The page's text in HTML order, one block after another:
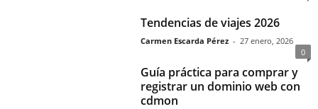
Tendencias de viajes 2026
Carmen Escarda Pérez - 27 enero, 2026
0
Guía práctica para comprar y
registrar un dominio web con
cdmon